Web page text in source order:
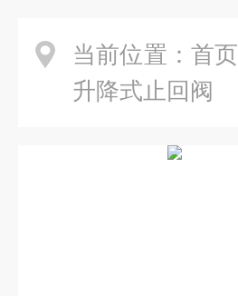
当前位置： 首页
升降式止回阀